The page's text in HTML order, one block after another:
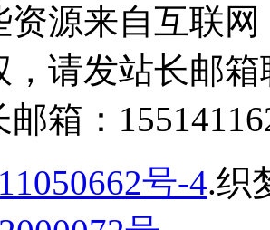
资源来自互联
，请发站长邮
箱：
号-4.织